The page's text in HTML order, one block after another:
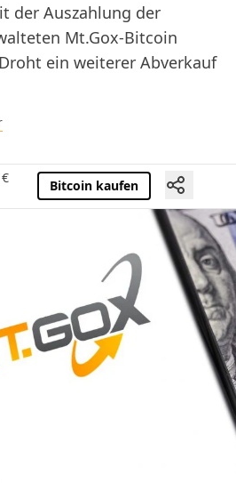
der Auszahlung der
Mt.Gox-Bitcoin
ein weiterer Abverkauf
€ Bitcoin kaufen